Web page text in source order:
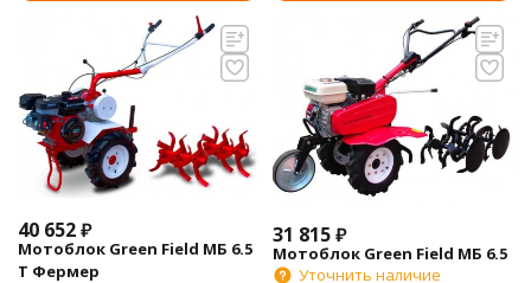
40 652₽
Мотоблок Green Field MБ 6.5
T Фермер
31 815₽
Мотоблок Green Field МБ 6.5
Уточнить наличие